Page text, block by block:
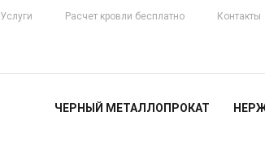
Услуги Расчет кровли бесплатно Контакты
ЧЕРНЫЙ МЕТАЛЛОПРОКАТ